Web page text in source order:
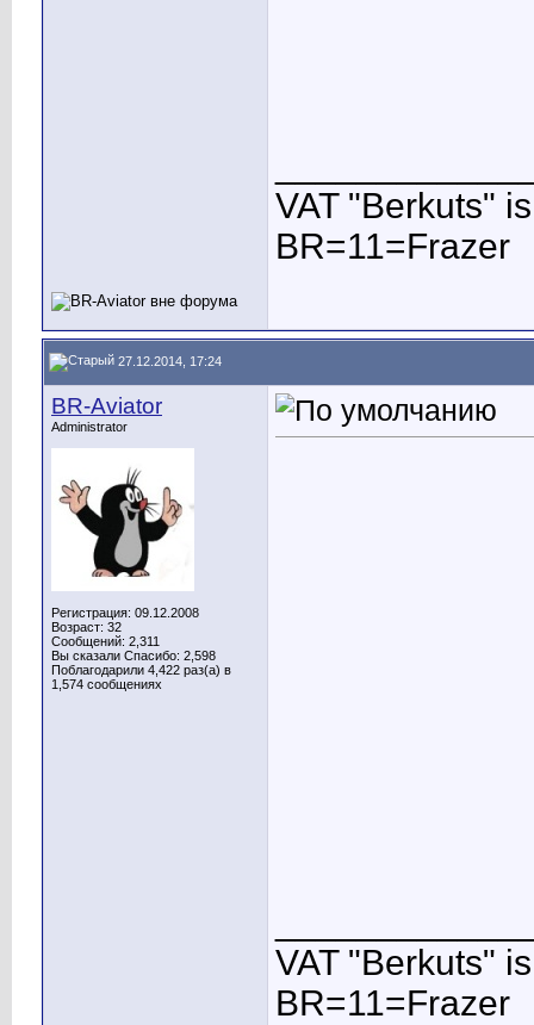
VAT "Berkuts"
BR=11=Frazer
27.12.2014, 17:24
BR-Aviator
Administrator
Регистрация: 09.12.2008
Возраст: 32
Сообщений: 2,311
Вы сказали Спасибо: 2,598
Поблагодарили 4,422 раз(а) в
1,574 сообщениях
VAT "Berkuts"
BR=11=Frazer